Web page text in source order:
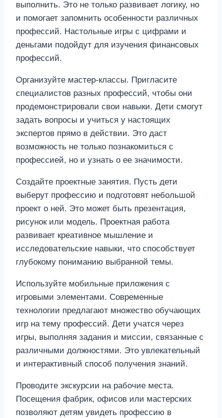
выполнить. Это не только развивает логику, но
и помогает запомнить особенности различных
профессий. Настольные игры с цифрами и
деньгами подойдут для изучения финансовых
профессий.
Организуйте мастер-классы. Пригласите
специалистов разных профессий, чтобы они
продемонстрировали свои навыки. Дети смогут
задать вопросы и учиться у настоящих
экспертов прямо в действии. Это даст
возможность не только познакомиться с
профессией, но и узнать о ее значимости.
Создайте проектные занятия. Пусть дети
выберут профессию и подготовят небольшой
проект о ней. Это может быть презентация,
рисунок или модель. Проектная работа
развивает креативное мышление и
исследовательские навыки, что способствует
глубокому пониманию выбранной темы.
Используйте мобильные приложения с
игровыми элементами. Современные
технологии предлагают множество обучающих
игр на тему профессий. Дети учатся через
игры, выполняя задания и миссии, связанные с
различными должностями. Это увлекательный
и интерактивный способ получения знаний.
Проводите экскурсии на рабочие места.
Посещения фабрик, офисов или мастерских
позволяют детям увидеть профессию в